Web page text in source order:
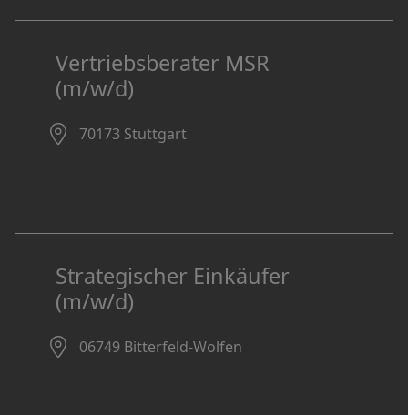
Vertriebsberater MSR
(m/w/d)
70173 Stuttgart
Strategischer Einkäufer
(m/w/d)
06749 Bitterfeld-Wolfen